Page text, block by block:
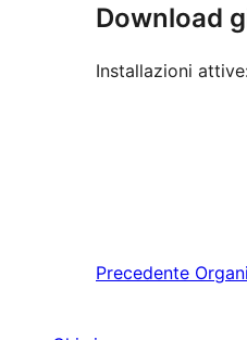
Download
Installazioni
Precedente